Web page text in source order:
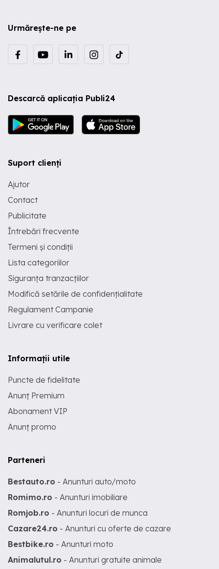
Urmărește-ne pe
Descarcă aplicația Publi24
Suport clienți
Ajutor
Contact
Publicitate
Întrebări frecvente
Termeni și condiții
Lista categoriilor
Siguranța tranzacțiilor
Modifică setările de confidențialitate
Regulament Campanie
Livrare cu verificare colet
Informații utile
Puncte de fidelitate
Anunț Premium
Abonament VIP
Anunț promo
Parteneri
Bestauto.ro - Anunturi auto/moto
Romimo.ro - Anunturi imobiliare
Romjob.ro - Anunturi locuri de munca
Cazare24.ro - Anunturi cu oferte de cazare
Bestbike.ro - Anunturi moto
Animalutul.ro - Anunturi gratuite animale